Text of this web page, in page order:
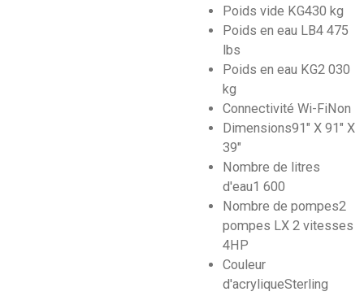
Poids vide KG430 kg
Poids en eau LB4 475
lbs
Poids en eau KG2 030
kg
Connectivité Wi-FiNon
Dimensions91" X 91" X
39"
Nombre de litres
d'eau1 600
Nombre de pompes2
pompes LX 2 vitesses
4HP
Couleur
d'acryliqueSterling